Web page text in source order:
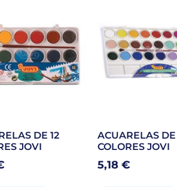
DE 12
JOVI
ACUARELAS
COLORES JOVI
5,18 €